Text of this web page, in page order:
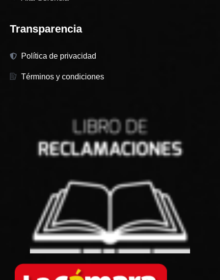
Transparencia
Política de privacidad
Términos y condiciones